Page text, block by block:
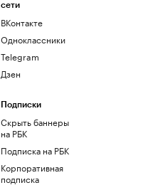
сети
ВКонтакте
Одноклассники
Telegram
Дзен
Подписки
Скрыть баннеры
на РБК
Подписка на РБК
Корпоративная
подписка